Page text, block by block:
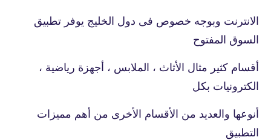
الانترنت وبوجه خصوص فى دول الخليج يوفر تطبيق
السوق المفتوح
أقسام كثير مثال الأثاث ، الملابس ، أجهزة رياضية ،
الكترونيات بكل
أنوعها والعديد من الأقسام الأخرى من أهم مميزات
التطبيق